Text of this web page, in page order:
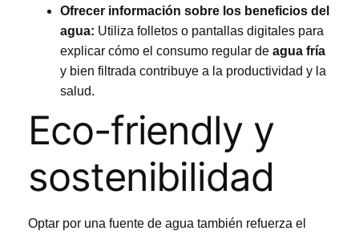
Ofrecer información sobre los beneficios del
agua: Utiliza folletos o pantallas digitales para
explicar cómo el consumo regular de agua fría
y bien filtrada contribuye a la productividad y la
salud.
Eco-friendly y
sostenibilidad
Optar por una fuente de agua también refuerza el